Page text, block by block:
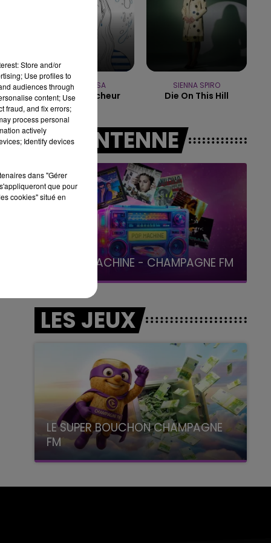
15h00 - 19h00
LE CLUB CHAMPAGNE FM
MANON LISA
Le Petit Pecheur
SIENNA SPIRO
Die On This Hill
A L'ANTENNE
LA RADIO POP
LES JEUX
LE SUPER BOUCHON CHAMPAGNE
FM
avec La Famille Champagne FM, à 8H10
Store and/or
Use profiles to
audiences through
content; Use
fraud, and fix errors;
process personal
actively
Identify devices
dans "Gérer
que pour
cookies" situé en